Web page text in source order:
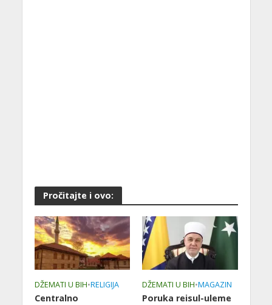
Pročitajte i ovo:
DŽEMATI U BIH•RELIGIJA
Centralno
DŽEMATI U BIH•MAGAZIN
Poruka reisul-uleme